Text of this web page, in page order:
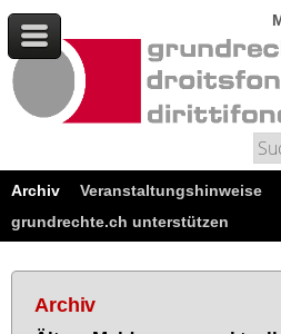
Archiv
Veranstaltungshinweise
grundrechte.ch unterstützen
Archiv